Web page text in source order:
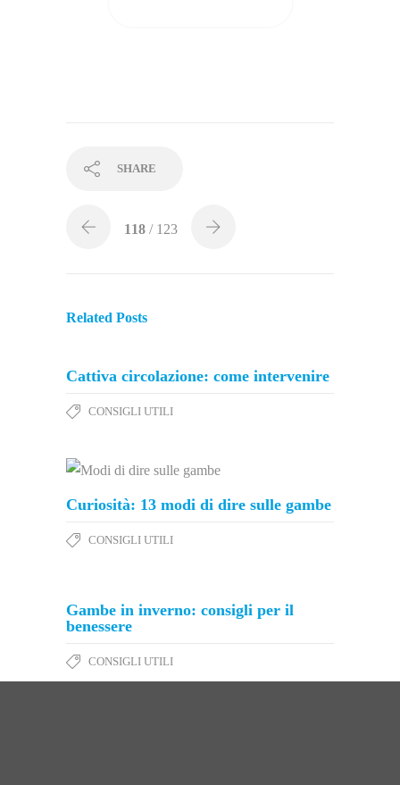
SHARE
118 / 123
Related Posts
Cattiva circolazione: come intervenire
CONSIGLI UTILI
Curiosità: 13 modi di dire sulle gambe
CONSIGLI UTILI
Gambe in inverno: consigli per il
benessere
CONSIGLI UTILI